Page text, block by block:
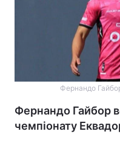
Фернандо
Фернандо Гайбор
чемпіонату